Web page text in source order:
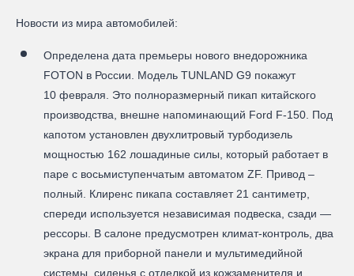
Новости из мира автомобилей:
Определена дата премьеры нового внедорожника
FOTON в России. Модель TUNLAND G9 покажут
10 февраля. Это полноразмерный пикап китайского
производства, внешне напоминающий Ford F-150. Под
капотом установлен двухлитровый турбодизель
мощностью 162 лошадиные силы, который работает в
паре с восьмиступенчатым автоматом ZF. Привод –
полный. Клиренс пикапа составляет 21 сантиметр,
спереди используется независимая подвеска, сзади —
рессоры. В салоне предусмотрен климат-контроль, два
экрана для приборной панели и мультимедийной
системы, сиденья с отделкой из кожзаменителя и